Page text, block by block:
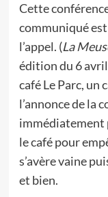
Cette
communiqué
l’appel. (La
édition du 6
café Le Parc, un
l’annonce de la
immédiatement
le café pour
s’avère vaine
et bien.